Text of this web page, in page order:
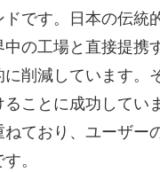
ドです。日本の伝統
中の工場と直接提携
に削減しています。
ることに成功してい
ねており、ユーザー
。